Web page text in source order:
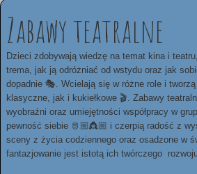
Zabawy teatralne
Dzieci zdobywają wiedzę na temat kina i
trema, jak ją odróżniać od wstydu oraz jak
dopadnie 🎭. Wcielają się w różne role i
klasyczne, jak i kukiełkowe 🎬. Zabawy
wyobraźni oraz umiejętności współpracy w
pewność siebie 🫅🏼👸🏼 i czerpią radość z
sceny z życia codziennego oraz osadzone w
fantazjowanie jest istotą ich twórczego